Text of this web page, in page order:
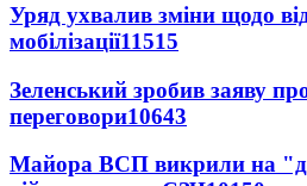
Уряд ухвалив зміни щодо
мобілізації11515
Зеленський зробив заяву
переговори10643
Майора ВСП викрили на